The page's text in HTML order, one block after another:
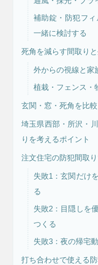
補助錠・防犯フ
一緒に検討する
死角を減らす間取り
外からの視線と家
植栽・フェンス・
玄関・窓・死角を比
埼玉県西部・所沢・
りを考えるポイント
注文住宅の防犯間取
失敗1：玄関だけ
る
失敗2：目隠しを
つくる
失敗3：夜の帰宅
打ち合わせで使える
注文住宅